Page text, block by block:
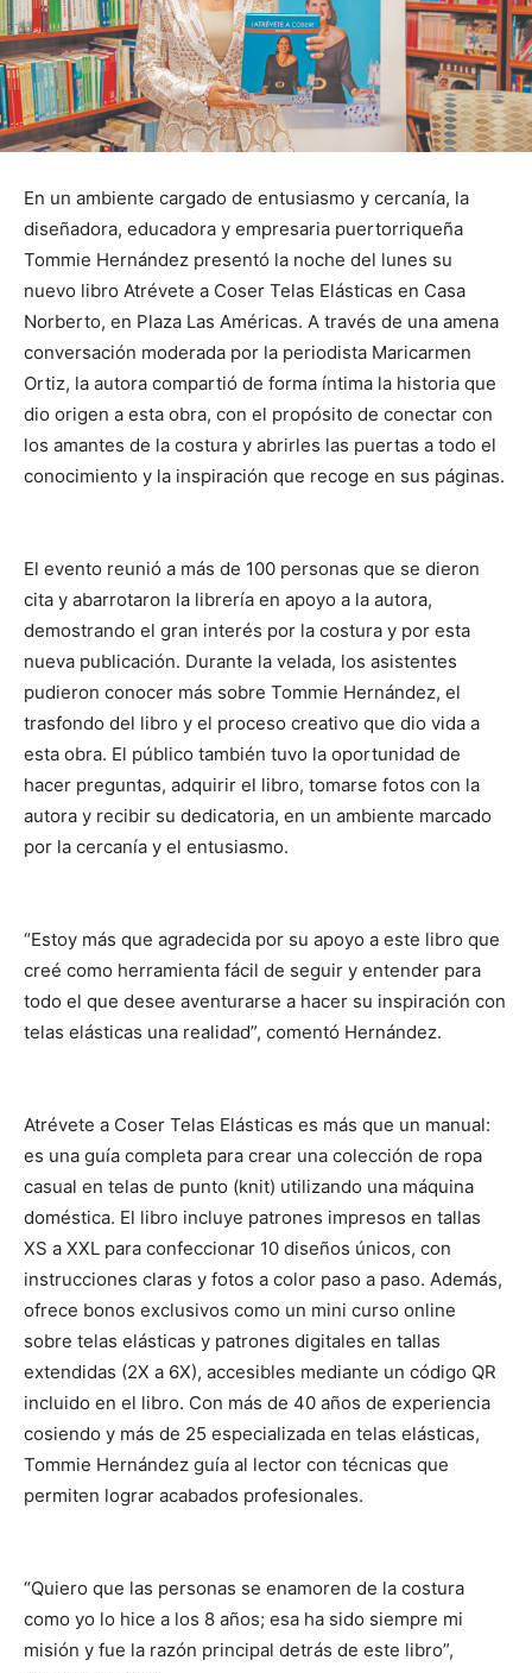
En un ambiente cargado de entusiasmo y cercanía, la
diseñadora, educadora y empresaria puertorriqueña
Tommie Hernández presentó la noche del lunes su
nuevo libro Atrévete a Coser Telas Elásticas en Casa
Norberto, en Plaza Las Américas. A través de una amena
conversación moderada por la periodista Maricarmen
Ortiz, la autora compartió de forma íntima la historia que
dio origen a esta obra, con el propósito de conectar con
los amantes de la costura y abrirles las puertas a todo el
conocimiento y la inspiración que recoge en sus páginas.
El evento reunió a más de 100 personas que se dieron
cita y abarrotaron la librería en apoyo a la autora,
demostrando el gran interés por la costura y por esta
nueva publicación. Durante la velada, los asistentes
pudieron conocer más sobre Tommie Hernández, el
trasfondo del libro y el proceso creativo que dio vida a
esta obra. El público también tuvo la oportunidad de
hacer preguntas, adquirir el libro, tomarse fotos con la
autora y recibir su dedicatoria, en un ambiente marcado
por la cercanía y el entusiasmo.
“Estoy más que agradecida por su apoyo a este libro que
creé como herramienta fácil de seguir y entender para
todo el que desee aventurarse a hacer su inspiración con
telas elásticas una realidad”, comentó Hernández.
Atrévete a Coser Telas Elásticas es más que un manual:
es una guía completa para crear una colección de ropa
casual en telas de punto (knit) utilizando una máquina
doméstica. El libro incluye patrones impresos en tallas
XS a XXL para confeccionar 10 diseños únicos, con
instrucciones claras y fotos a color paso a paso. Además,
ofrece bonos exclusivos como un mini curso online
sobre telas elásticas y patrones digitales en tallas
extendidas (2X a 6X), accesibles mediante un código QR
incluido en el libro. Con más de 40 años de experiencia
cosiendo y más de 25 especializada en telas elásticas,
Tommie Hernández guía al lector con técnicas que
permiten lograr acabados profesionales.
“Quiero que las personas se enamoren de la costura
como yo lo hice a los 8 años; esa ha sido siempre mi
misión y fue la razón principal detrás de este libro”,